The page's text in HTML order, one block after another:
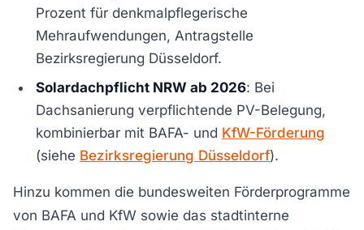
Prozent für denkmalpflegerische
Mehraufwendungen, Antragstelle
Bezirksregierung Düsseldorf.
Solardachpflicht NRW ab 2026: Bei
Dachsanierung verpflichtende PV-Belegung,
kombinierbar mit BAFA- und KfW-Förderung
(siehe Bezirksregierung Düsseldorf).
Hinzu kommen die bundesweiten Förderprogramme
von BAFA und KfW sowie das stadtinterne